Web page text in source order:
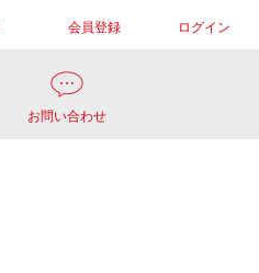
会員登録 ログイン
お問い合わせ